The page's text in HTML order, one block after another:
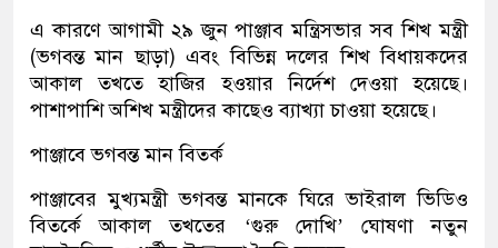
এ কারণে আগামী ২৯ জুন পাঞ্জাব মন্ত্রিসভার সব শিখ মন্ত্রী
(ভগবন্ত মান ছাড়া) এবং বিভিন্ন দলের শিখ বিধায়কদের
আকাল তখতে হাজির হওয়ার নির্দেশ দেওয়া হয়েছে।
পাশাপাশি অশিখ মন্ত্রীদের কাছেও ব্যাখ্যা চাওয়া হয়েছে।
পাঞ্জাবে ভগবন্ত মান বিতর্ক
পাঞ্জাবের মুখ্যমন্ত্রী ভগবন্ত মানকে ঘিরে ভাইরাল ভিডিও
বিতর্কে আকাল তখতের ‘গুরু দোখি’ ঘোষণা নতুন